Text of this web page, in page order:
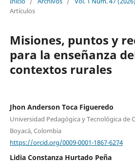
Artículos
Misiones, puntos y
para la enseñanza
contextos rurales
Jhon Anderson Toca Figueredo
Universidad Pedagógica y Tecnológica de
Boyacá, Colombia
https://orcid.org/0009-0001-1867-6274
Lidia Constanza Hurtado Peña